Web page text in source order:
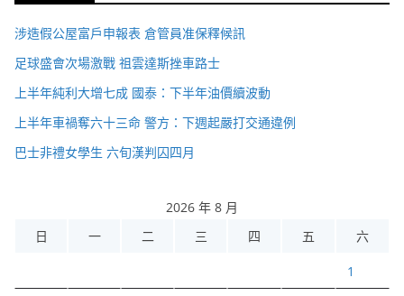
涉造假公屋富戶申報表 倉管員准保釋候訊
足球盛會次場激戰 祖雲達斯挫車路士
上半年純利大增七成 國泰：下半年油價續波動
上半年車禍奪六十三命 警方：下週起嚴打交通違例
巴士非禮女學生 六旬漢判囚四月
2026 年 8 月
日
一 二 三 四 五 六
1